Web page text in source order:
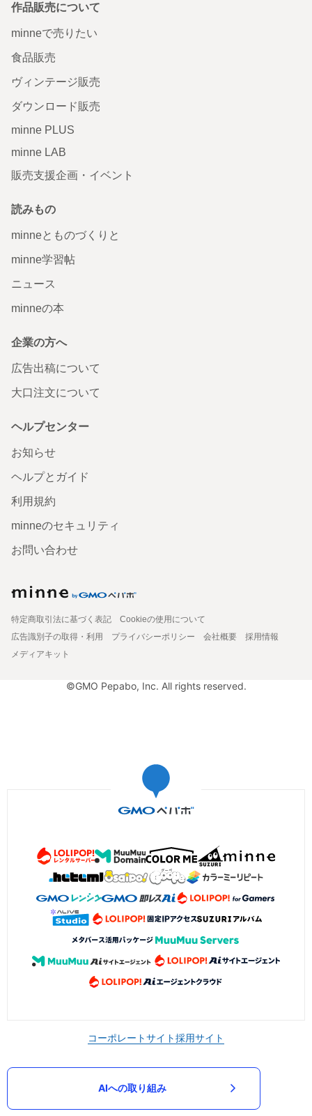
作品販売について
minneで売りたい
食品販売
ヴィンテージ販売
ダウンロード販売
minne PLUS
minne LAB
販売支援企画・イベント
読みもの
minneとものづくりと
minne学習帖
ニュース
minneの本
企業の方へ
広告出稿について
大口注文について
ヘルプセンター
お知らせ
ヘルプとガイド
利用規約
minneのセキュリティ
お問い合わせ
特定商取引法に基づく表記
Cookieの使用について
広告識別子の取得・利用
プライバシーポリシー 会社概要
採用情報
メディアキット
©GMO Pepabo, Inc. All rights reserved.
コーポレートサイト採用サイト
AIへの取り組み